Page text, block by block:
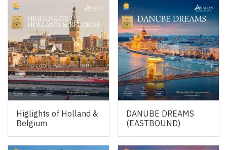
Higlights of Holland &
Belgium
DANUBE DREAMS
(EASTBOUND)